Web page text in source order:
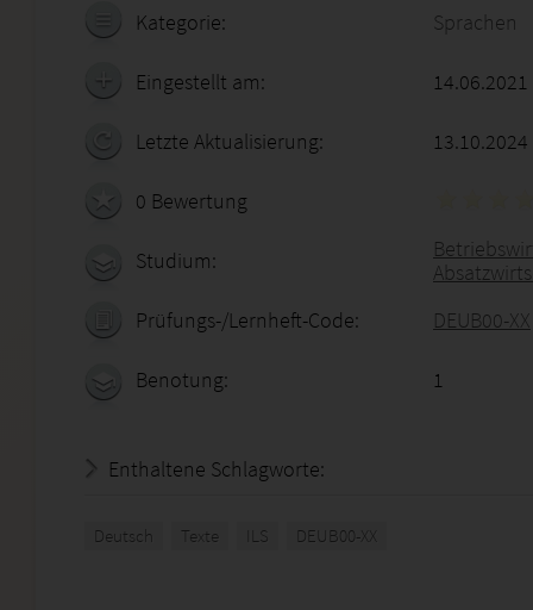
Kategorie: Sprachen
Eingestellt am:
Letzte Aktualisierung: 13.10.2024
0 Bewertung
Studium:
Prüfungs-/Lernheft-Code:
DEUB00-XX
Benotung: 1
Enthaltene Schlagworte:
Deutsch Texte ILS DEUB00-XX